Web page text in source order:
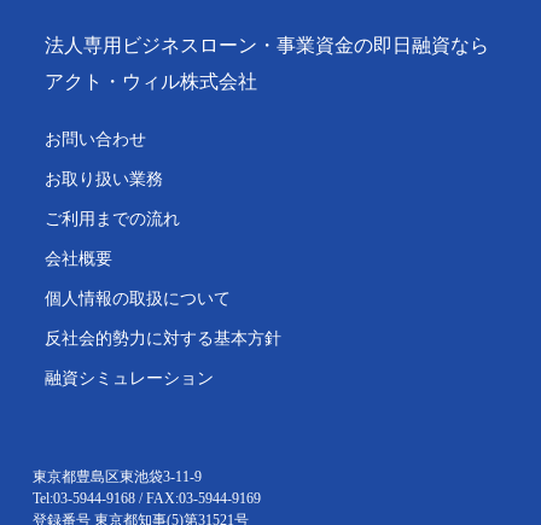
法人専用ビジネスローン・事業資金の即日融資なら
アクト・ウィル株式会社
お問い合わせ
お取り扱い業務
ご利用までの流れ
会社概要
個人情報の取扱について
反社会的勢力に対する基本方針
融資シミュレーション
東京都豊島区東池袋3-11-9
Tel:03-5944-9168 / FAX:03-5944-9169
登録番号 東京都知事(5)第31521号